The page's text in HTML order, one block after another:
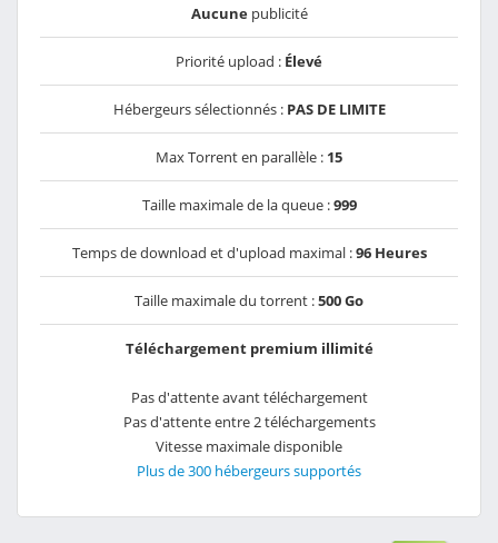
Aucunepublicité
Priorité upload : Élevé
Hébergeurs sélectionnés : PAS DE LIMITE
Max Torrent en parallèle : 15
Taille maximale de la queue :999
Temps de download et d'upload maximal :96 Heures
Taille maximale du torrent :500 Go
Téléchargement premium illimité
Pas d'attente avant téléchargement
Pas d'attente entre 2 téléchargements
Vitesse maximale disponible
Plus de 300 hébergeurs supportés